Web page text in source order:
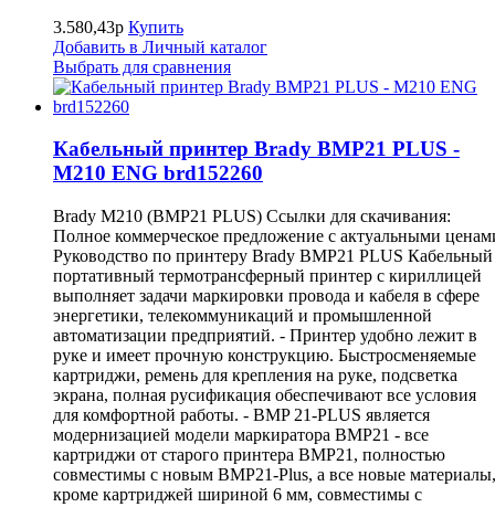
3.580,43р Купить
Добавить в Личный каталог
Выбрать для сравнения
Кабельный принтер Brady BMP21 PLUS -
M210 ENG brd152260
Brady M210 (BMP21 PLUS) Ссылки для скачивания:
Полное коммерческое предложение с актуальными
Руководство по принтеру Brady BMP21 PLUS Кабельный
портативный термотрансферный принтер с кириллицей
выполняет задачи маркировки провода и кабеля в сфере
энергетики, телекоммуникаций и промышленной
автоматизации предприятий. - Принтер удобно лежит в
руке и имеет прочную конструкцию. Быстросменяемые
картриджи, ремень для крепления на руке, подсветка
экрана, полная русификация обеспечивают все условия
для комфортной работы. - BMP 21-PLUS является
модернизацией модели маркиратора ВМР21 - все
картриджи от старого принтера BMP21, полностью
совместимы с новым BMP21-Plus, а все новые материалы,
кроме картриджей шириной 6 мм, совместимы с